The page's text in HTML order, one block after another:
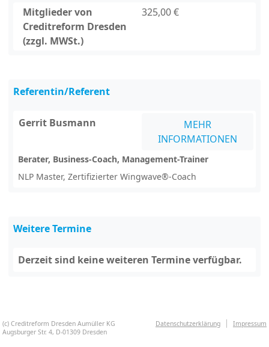
Mitglieder von
Creditreform Dresden
(zzgl. MWSt.)
325,00 €
Referentin/Referent
Gerrit Busmann
MEHR
INFORMATIONEN
Berater, Business-Coach, Management-Trainer
NLP Master, Zertifizierter Wingwave®-Coach
Weitere Termine
Derzeit sind keine weiteren Termine verfügbar.
(c) Creditreform Dresden Aumüller KG
Augsburger Str. 4, D-01309 Dresden
Datenschutzerklärung Impressum